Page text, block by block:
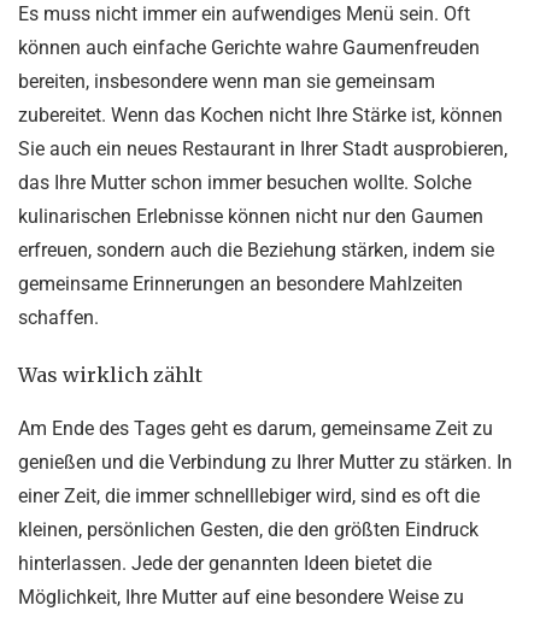
Es muss nicht immer ein aufwendiges Menü sein. Oft
können auch einfache Gerichte wahre Gaumenfreuden
bereiten, insbesondere wenn man sie gemeinsam
zubereitet. Wenn das Kochen nicht Ihre Stärke ist, können
Sie auch ein neues Restaurant in Ihrer Stadt ausprobieren,
das Ihre Mutter schon immer besuchen wollte. Solche
kulinarischen Erlebnisse können nicht nur den Gaumen
erfreuen, sondern auch die Beziehung stärken, indem sie
gemeinsame Erinnerungen an besondere Mahlzeiten
schaffen.
Was wirklich zählt
Am Ende des Tages geht es darum, gemeinsame Zeit zu
genießen und die Verbindung zu Ihrer Mutter zu stärken. In
einer Zeit, die immer schnelllebiger wird, sind es oft die
kleinen, persönlichen Gesten, die den größten Eindruck
hinterlassen. Jede der genannten Ideen bietet die
Möglichkeit, Ihre Mutter auf eine besondere Weise zu